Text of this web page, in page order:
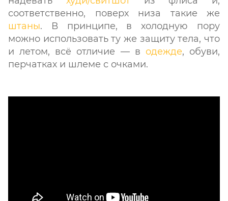
соответственно, поверх низа такие же
штаны. В принципе, в холодную пору
можно использовать ту же защиту тела, что
и летом, всё отличие — в одежде, обуви,
перчатках и шлеме с очками.